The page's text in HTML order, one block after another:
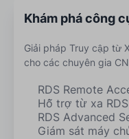
Khám phá công
Giải pháp Truy cập từ
cho các chuyên gia
RDS Remote
Hỗ trợ từ xa RDS
RDS Advanced
Giám sát máy